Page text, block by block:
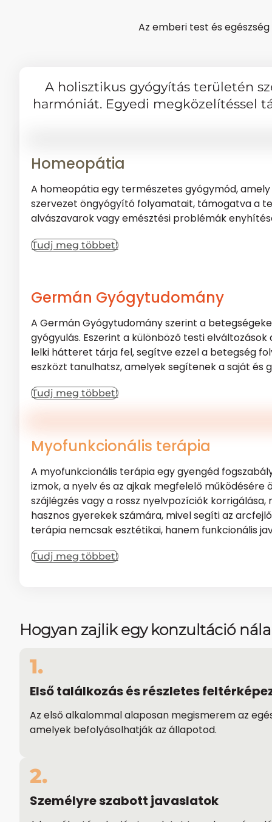
Az emberi test és
A holisztikus gyógyítás területén
harmóniát. Egyedi megközelítéssel
Homeopátia
A homeopátia egy természetes gyógymód,
szervezet öngyógyító folyamatait, támogatva a
alvászavarok vagy emésztési problémák
Tudj meg többet!
Germán Gyógytudomány
A Germán Gyógytudomány szerint a
gyógyulás. Eszerint a különböző testi
lelki hátteret tárja fel, segítve ezzel a betegség
eszközt tanulhatsz, amelyek segítenek a saját és
Tudj meg többet!
Myofunkcionális terápia
A myofunkcionális terápia egy gyengéd
izmok, a nyelv és az ajkak megfelelő
szájlégzés vagy a rossz nyelvpozíciók
hasznos gyerekek számára, mivel segíti az
terápia nemcsak esztétikai, hanem funkcionális
Tudj meg többet!
Hogyan zajlik egy konzultáció
1.
Első találkozás és részletes
Az első alkalommal alaposan megismerem az
amelyek befolyásolhatják az állapotod.
2.
Személyre szabott javaslatok